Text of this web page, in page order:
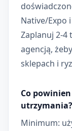
Native/Expo
Zaplanuj 2-4
agencją,
sklepach i
Co
utrzymania?
Minimum: